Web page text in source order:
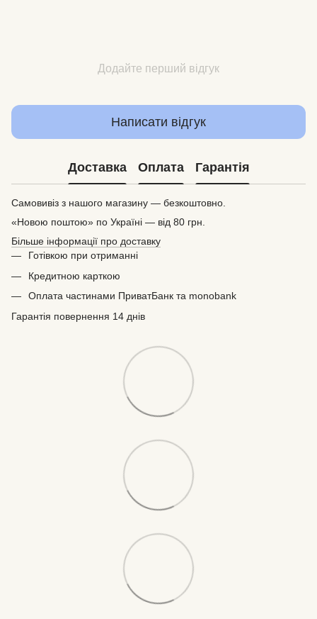
Додайте перший відгук
Написати відгук
Доставка Оплата Гарантія
Самовивіз з нашого магазину — безкоштовно.
«Новою поштою» по Україні — від 80 грн.
Більше інформації про доставку
Готівкою при отриманні
Кредитною карткою
Оплата частинами ПриватБанк та monobank
Гарантія повернення 14 днів